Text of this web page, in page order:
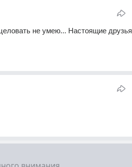
не умею... Настоящие друзья